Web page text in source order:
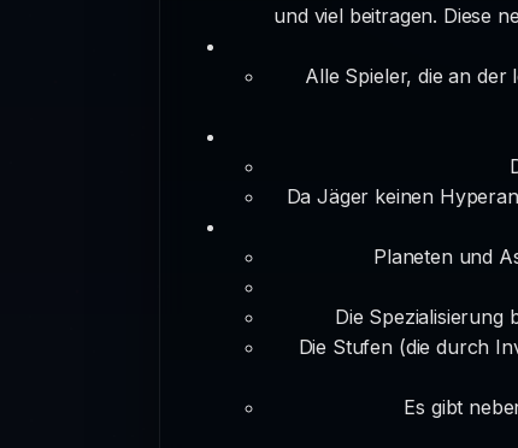
und viel beitragen. Diese
Alle Spieler, die an der
Da Jäger keinen
Planeten und
Die Spezialisierung
Die Stufen (die durch
Es gibt